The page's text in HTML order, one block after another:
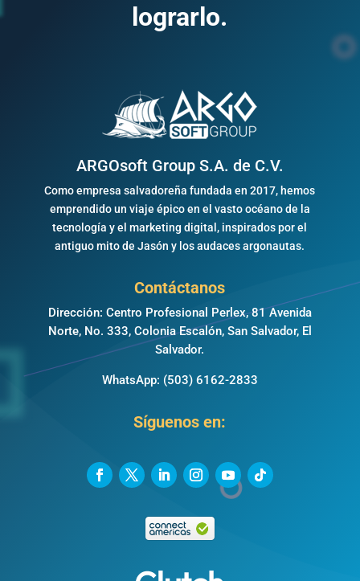
lograrlo.
ARGOsoft Group S.A. de C.V.
Como empresa salvadoreña fundada en 2017, hemos
emprendido un viaje épico en el vasto océano de la
tecnología y el marketing digital, inspirados por el
antiguo mito de Jasón y los audaces argonautas.
Contáctanos
Dirección: Centro Profesional Perlex, 81 Avenida
Norte, No. 333, Colonia Escalón, San Salvador, El
Salvador.
WhatsApp: (503) 6162-2833
Síguenos en: